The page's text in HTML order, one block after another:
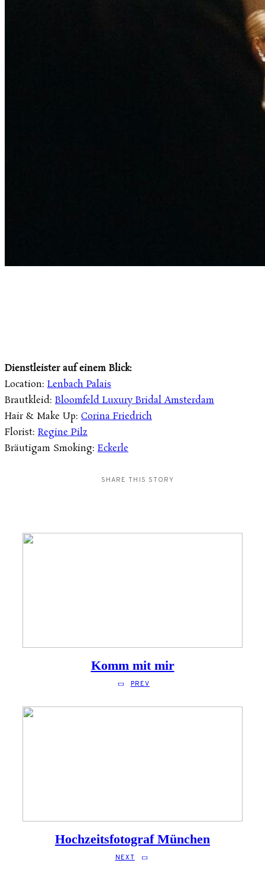
Dienstleister auf einem Blick:
Location: Lenbach Palais
Brautkleid: Bloomfeld Luxury Bridal Amsterdam
Hair & Make Up: Corina Friedrich
Florist: Regine Pilz
Bräutigam Smoking: Eckerle
SHARE THIS STORY
Komm mit mir
PREV
Hochzeitsfotograf München
NEXT